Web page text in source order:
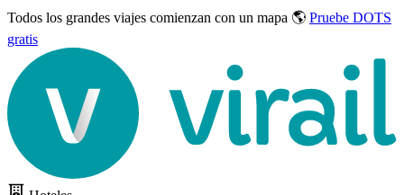
Todos los grandes viajes comienzan con un mapa 🌎 Pruebe DOTS
gratis